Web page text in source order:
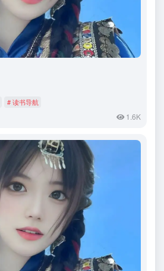
# 读书导航
1.6K